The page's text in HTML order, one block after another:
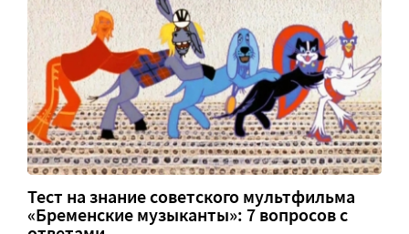
Тест на знание советского мультфильма
«Бременские музыканты»: 7 вопросов с